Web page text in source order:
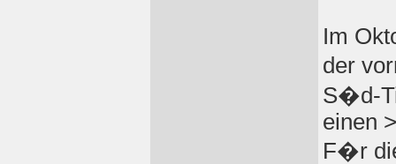
Im
der
S�d-
einen
F�r